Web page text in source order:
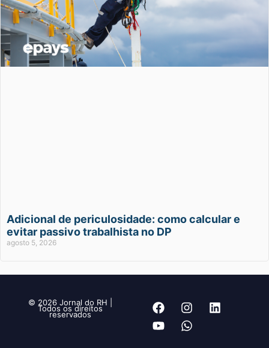
Adicional de periculosidade: como calcular e
evitar passivo trabalhista no DP
agosto 5, 2026
© 2026 Jornal do RH |
Todos os direitos
reservados